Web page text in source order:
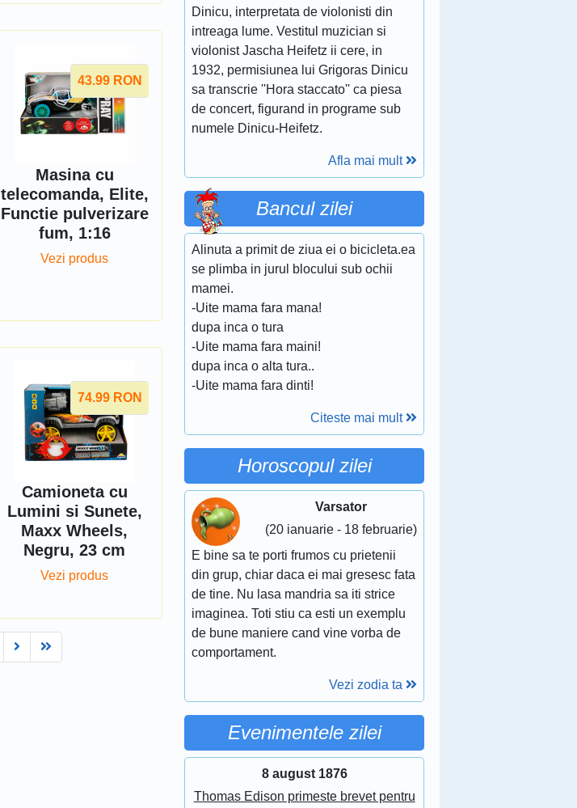
43.99 RON
Masina cu
telecomanda, Elite,
Functie pulverizare
fum, 1:16
Vezi produs
74.99 RON
Camioneta cu
Lumini si Sunete,
Maxx Wheels,
Negru, 23 cm
Vezi produs
Next
Dinicu, interpretata de violonisti din
intreaga lume. Vestitul muzician si
violonist Jascha Heifetz ii cere, in
1932, permisiunea lui Grigoras Dinicu
sa transcrie ''Hora staccato'' ca piesa
de concert, figurand in programe sub
numele Dinicu-Heifetz.
Afla mai mult
Bancul zilei
Alinuta a primit de ziua ei o bicicleta.ea
se plimba in jurul blocului sub ochii
mamei.
-Uite mama fara mana!
dupa inca o tura
-Uite mama fara maini!
dupa inca o alta tura..
-Uite mama fara dinti!
Citeste mai mult
Horoscopul zilei
Varsator
(20 ianuarie - 18 februarie)
E bine sa te porti frumos cu prietenii
din grup, chiar daca ei mai gresesc fata
de tine. Nu lasa mandria sa iti strice
imaginea. Toti stiu ca esti un exemplu
de bune maniere cand vine vorba de
comportament.
Vezi zodia ta
Evenimentele zilei
8 august 1876
Thomas Edison primeste brevet pentru